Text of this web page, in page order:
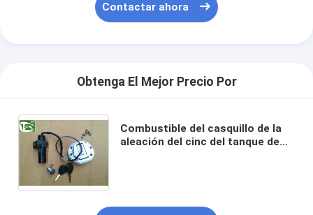
Contactar ahora
Obtenga El Mejor Precio Por
Combustible del casquillo de la
aleación del cinc del tanque de